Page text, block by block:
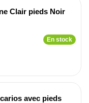
Clair pieds Noir
En stock
avec pieds